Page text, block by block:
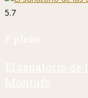
5.7
P. plebe
El sanatorio de
Montufo